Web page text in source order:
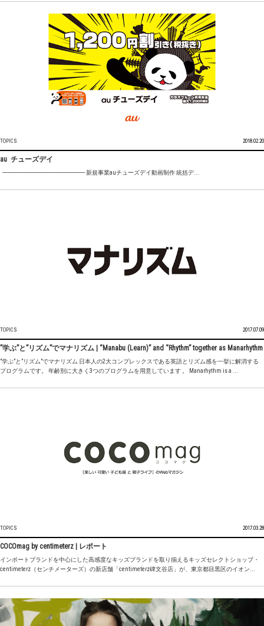
TOPICS 2018.02.20
au チューズデイ
---------------------------------------------------------------------- 新規事業auチューズデイ動画制作 統括デ...
TOPICS 2017.07.09
”学ぶ”と”リズム”でマナリズム | “Manabu (Learn)” and “Rhythm” together as Manarhythm
”学ぶ”と”リズム”でマナリズム 日本人の2大コンプレックスである英語とリズム感を一挙に解消する
プログラムです。 年齢別に大きく3つのプログラムを用意しています 。 Manarhythm is a ...
TOPICS 2017.03.28
COCOmag by centimeterz | レポート
インポートブランドを中心にした高感度なキッズブランドを取り揃えるキッズセレクトショップ・
centimeterz（センチメーターズ）の新店舗「centimeterz碑文谷店」が、東京都目黒区のイオン...